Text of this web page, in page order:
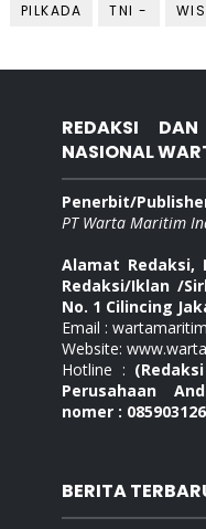
PILKADA
TNI -
REDAKSI
NASIONAL
Penerbit/
PT Warta Maritim
Alamat Redaksi,
Redaksi/Iklan /
No. 1 Cilincing
Email :
Website:
Hotline :
Perusahaan
nomer :
BERITA